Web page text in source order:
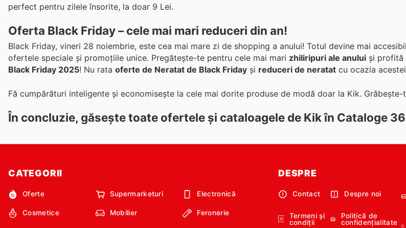
perfect pentru zilele însorite, la doar 9 Lei.
Oferta Black Friday – cele mai mari reduceri din an!
Black Friday, vineri 28 noiembrie, este cea mai mare zi de shopping a anului! Totul devine mai
ofertele speciale și promoțiile unice. Pregătește-te pentru cele mai mari zhiliripuri ale anului și profită
Black Friday 2025! Nu rata oferte de Neratat de Black Friday și reduceri de neratat cu ocazia
Fă cumpărături inteligente și economisește la cele mai dorite produse de modă doar la Kik.
În concluzie, găsește toate ofertele și cataloagele de Kik în Cataloge
CATEGORII
Oferte Supermarketuri Electronică
Cosmetice Mobilier Feronerie
DESPRE
Contact Despre noi
Termeni și
condiții
Politică de
confidențialitate